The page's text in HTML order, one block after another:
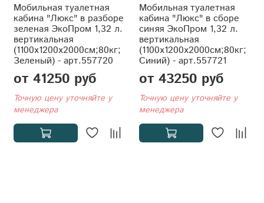
Мобильная туалетная
кабина "Люкс" в разборе
зеленая ЭкоПром 1,32 л.
вертикальная
(1100x1200x2000см;80кг;
Зеленый) - арт.557720
от 41250 руб
Точную цену уточняйте у
менеджера
Мобильная туалетная
кабина "Люкс" в сборе
синяя ЭкоПром 1,32 л.
вертикальная
(1100x1200x2000см;80кг;
Синий) - арт.557721
от 43250 руб
Точную цену уточняйте у
менеджера